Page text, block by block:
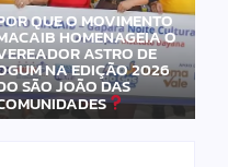
QUE O MOVIMENTO
HOMENAGEIA O
ASTRO DE
NA EDIÇÃO 2026
SÃO JOÃO DAS